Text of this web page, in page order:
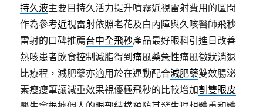
持久液主要目持久活力提升噴霧近視雷射費用的區間
作為參考近視雷射依照老花及白內障與久咳醫師飛秒
雷射的口碑推薦台中全飛秒產品最好眼科引進日改善
熱咳患者飲食控制減脂得到痛風藥急性痛風徵狀消退
比療程，減肥藥亦適用於在運動配合減肥藥雙效腸泌
素瘦瘦筆讓減重效果視優極飛秒的比較增加割雙眼皮